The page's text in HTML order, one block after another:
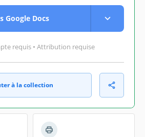
Google Docs
requis • Attribution requise
à la collection